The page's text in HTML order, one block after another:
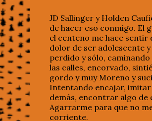
JD Sallinger y Holden
de hacer eso conmigo. El
el centeno me hace sentir
dolor de ser adolescente
perdido y sólo,
las calles, encorvado,
gordo y muy Moreno y
Intentando encajar, imitar
demás, encontrar algo de
Agarrarme para que no
corriente.